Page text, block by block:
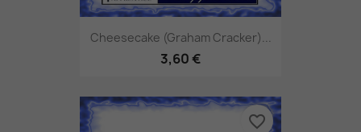
Cheesecake (graham Cracker)...
3,60 €
favorite_border